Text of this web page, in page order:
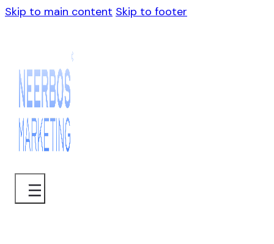
Skip to main content Skip to footer